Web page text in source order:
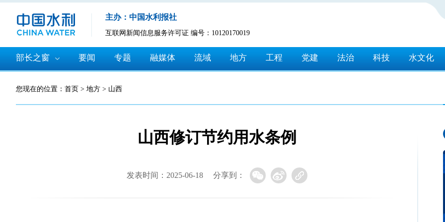
主办：中国水利报社
互联网新闻信息服务许可证 编号：10120170019
部长之窗 要闻 专题 融媒体 流域 地方 工程 党建 法治 科技 水文化
您现在的位置： 首页 > 地方 > 山西
山西修订节约用水条例
发表时间：2025-06-18 分享到：